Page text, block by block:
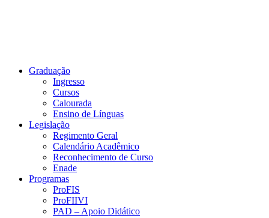
Graduação
Ingresso
Cursos
Calourada
Ensino de Línguas
Legislação
Regimento Geral
Calendário Acadêmico
Reconhecimento de Curso
Enade
Programas
ProFIS
ProFIIVI
PAD – Apoio Didático